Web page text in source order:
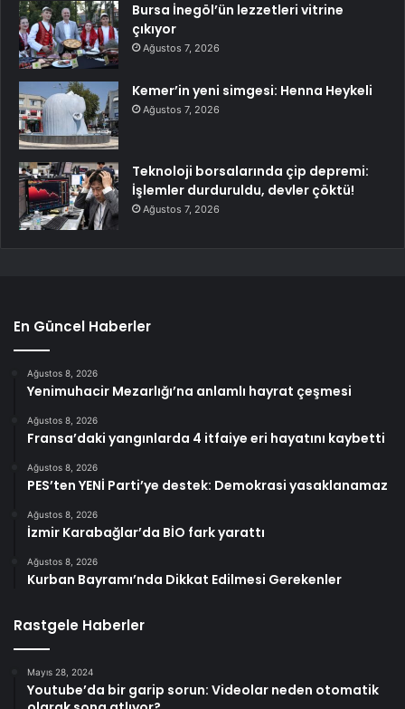
Bursa İnegöl’ün lezzetleri vitrine
çıkıyor
Ağustos 7, 2026
Kemer’in yeni simgesi: Henna Heykeli
Ağustos 7, 2026
Teknoloji borsalarında çip depremi:
İşlemler durduruldu, devler çöktü!
Ağustos 7, 2026
En Güncel Haberler
Ağustos 8, 2026
Yenimuhacir Mezarlığı’na anlamlı hayrat çeşmesi
Ağustos 8, 2026
Fransa’daki yangınlarda 4 itfaiye eri hayatını kaybetti
Ağustos 8, 2026
PES’ten YENİ Parti’ye destek: Demokrasi yasaklanamaz
Ağustos 8, 2026
İzmir Karabağlar’da BİO fark yarattı
Ağustos 8, 2026
Kurban Bayramı’nda Dikkat Edilmesi Gerekenler
Rastgele Haberler
Mayıs 28, 2024
Youtube’da bir garip sorun: Videolar neden otomatik